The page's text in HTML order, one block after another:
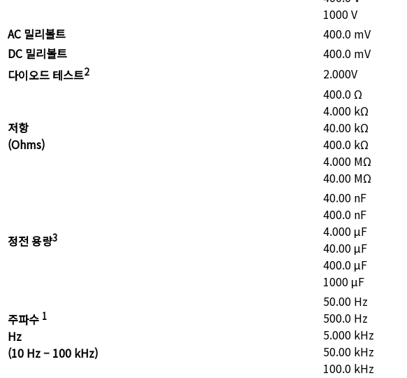
1000 V
AC 밀리볼트 400.0 mV
DC 밀리볼트
400.0 mV
다이오드 테스트2 2.000V
저항
(Ohms)
400.0 Ω
4.000 kΩ
40.00 kΩ
400.0 kΩ
4.000 MΩ
40.00 MΩ
정전 용량3
40.00 nF
400.0 nF
4.000 μF
40.00 μF
400.0 μF
1000 μF
주파수 1
Hz
(10 Hz – 100 kHz)
50.00 Hz
500.0 Hz
5.000 kHz
50.00 kHz
100.0 kHz